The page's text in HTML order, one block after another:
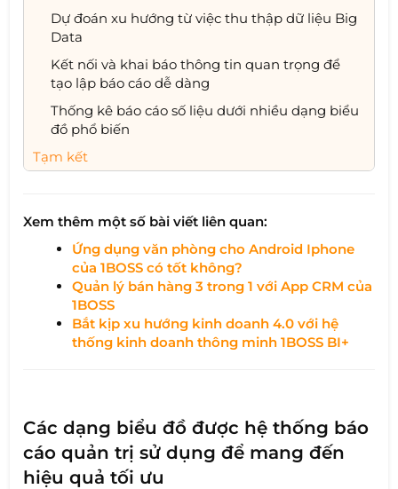
Dự đoán xu hướng từ việc thu thập dữ liệu Big
Data
Kết nối và khai báo thông tin quan trọng để
tạo lập báo cáo dễ dàng
Thống kê báo cáo số liệu dưới nhiều dạng biểu
đồ phổ biến
Tạm kết
Xem thêm một số bài viết liên quan:
Ứng dụng văn phòng cho Android Iphone
của 1BOSS có tốt không?
Quản lý bán hàng 3 trong 1 với App CRM của
1BOSS
Bắt kịp xu hướng kinh doanh 4.0 với hệ
thống kinh doanh thông minh 1BOSS BI+
Các dạng biểu đồ được hệ thống báo
cáo quản trị sử dụng để mang đến
hiệu quả tối ưu